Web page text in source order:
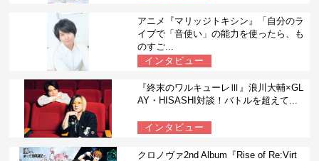
アニメ『マリッジトキシン』「自分のラ
イブで「音使い」の能力を使ったら、も
のすご...
インタビュー
『終末のワルキューレⅢ』浪川大輔×GL
AY・HISASHI対談！バトルを超えて...
インタビュー
クロノヴァ2nd Album『Rise of Re:Virt